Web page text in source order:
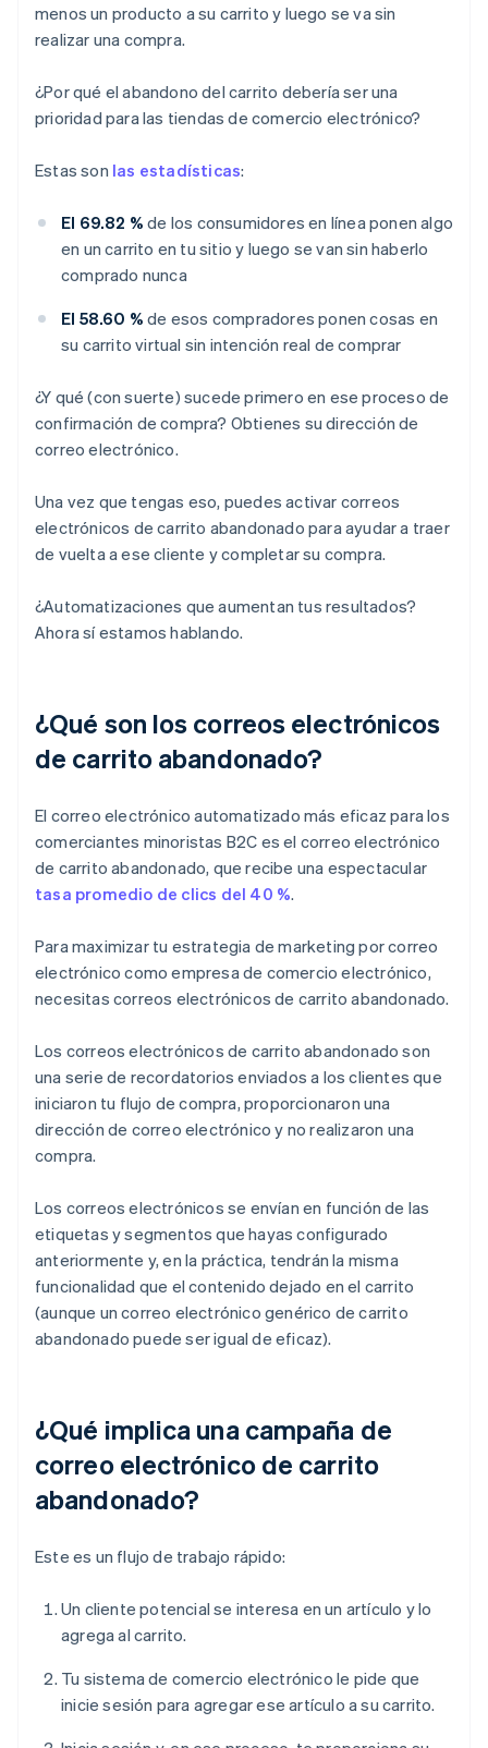
menos un producto a su carrito y luego se va sin
realizar una compra.
¿Por qué el abandono del carrito debería ser una
prioridad para las tiendas de comercio electrónico?
Estas son las estadísticas:
El 69.82 % de los consumidores en línea ponen algo
en un carrito en tu sitio y luego se van sin haberlo
comprado nunca
El 58.60 % de esos compradores ponen cosas en
su carrito virtual sin intención real de comprar
¿Y qué (con suerte) sucede primero en ese proceso de
confirmación de compra? Obtienes su dirección de
correo electrónico.
Una vez que tengas eso, puedes activar correos
electrónicos de carrito abandonado para ayudar a traer
de vuelta a ese cliente y completar su compra.
¿Automatizaciones que aumentan tus resultados?
Ahora sí estamos hablando.
¿Qué son los correos electrónicos
de carrito abandonado?
El correo electrónico automatizado más eficaz para los
comerciantes minoristas B2C es el correo electrónico
de carrito abandonado, que recibe una espectacular
tasa promedio de clics del 40 %.
Para maximizar tu estrategia de marketing por correo
electrónico como empresa de comercio electrónico,
necesitas correos electrónicos de carrito abandonado.
Los correos electrónicos de carrito abandonado son
una serie de recordatorios enviados a los clientes que
iniciaron tu flujo de compra, proporcionaron una
dirección de correo electrónico y no realizaron una
compra.
Los correos electrónicos se envían en función de las
etiquetas y segmentos que hayas configurado
anteriormente y, en la práctica, tendrán la misma
funcionalidad que el contenido dejado en el carrito
(aunque un correo electrónico genérico de carrito
abandonado puede ser igual de eficaz).
¿Qué implica una campaña de
correo electrónico de carrito
abandonado?
Este es un flujo de trabajo rápido:
Un cliente potencial se interesa en un artículo y lo
agrega al carrito.
Tu sistema de comercio electrónico le pide que
inicie sesión para agregar ese artículo a su carrito.